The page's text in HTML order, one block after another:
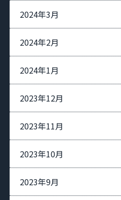
2024年3月
2024年2月
2024年1月
2023年12月
2023年11月
2023年10月
2023年9月